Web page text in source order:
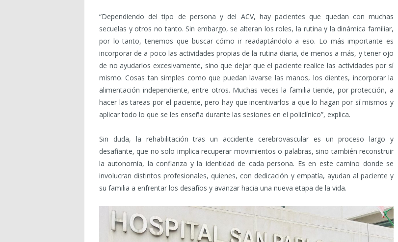
“Dependiendo del tipo de persona y del ACV, hay pacientes que quedan con muchas
secuelas y otros no tanto. Sin embargo, se alteran los roles, la rutina y la dinámica familiar,
por lo tanto, tenemos que buscar cómo ir readaptándolo a eso. Lo más importante es
incorporar de a poco las actividades propias de la rutina diaria, de menos a más, y tener ojo
de no ayudarlos excesivamente, sino que dejar que el paciente realice las actividades por sí
mismo. Cosas tan simples como que puedan lavarse las manos, los dientes, incorporar la
alimentación independiente, entre otros. Muchas veces la familia tiende, por protección, a
hacer las tareas por el paciente, pero hay que incentivarlos a que lo hagan por sí mismos y
aplicar todo lo que se les enseña durante las sesiones en el policlínico”, explica.
Sin duda, la rehabilitación tras un accidente cerebrovascular es un proceso largo y
desafiante, que no solo implica recuperar movimientos o palabras, sino también reconstruir
la autonomía, la confianza y la identidad de cada persona. Es en este camino donde se
involucran distintos profesionales, quienes, con dedicación y empatía, ayudan al paciente y
su familia a enfrentar los desafíos y avanzar hacia una nueva etapa de la vida.